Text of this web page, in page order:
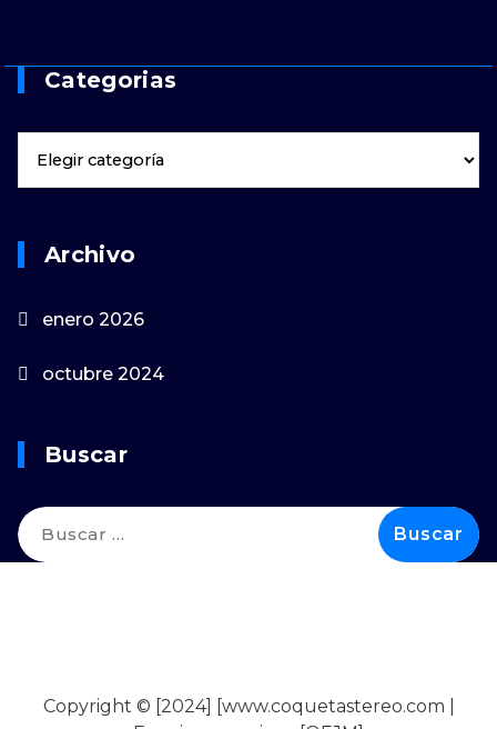
Categorias
Archivo
enero 2026
octubre 2024
Buscar
Copyright © [2024] [www.coquetastereo.com |